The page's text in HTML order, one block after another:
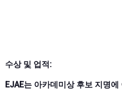
수상 및 업적:
EJAE는 아카데미상 후보 지명